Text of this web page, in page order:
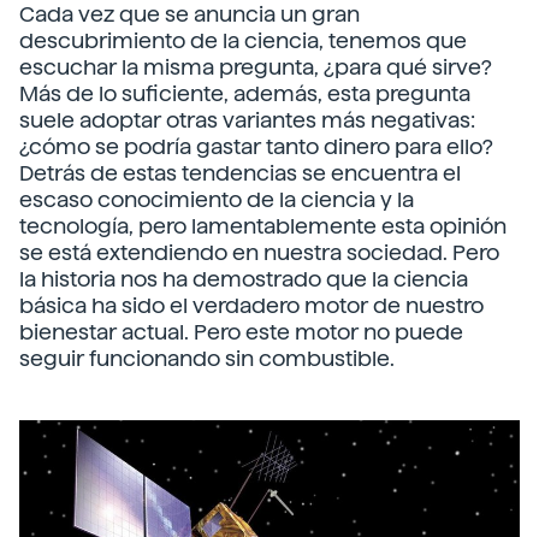
Cada vez que se anuncia un gran
descubrimiento de la ciencia, tenemos que
escuchar la misma pregunta, ¿para qué sirve?
Más de lo suficiente, además, esta pregunta
suele adoptar otras variantes más negativas:
¿cómo se podría gastar tanto dinero para ello?
Detrás de estas tendencias se encuentra el
escaso conocimiento de la ciencia y la
tecnología, pero lamentablemente esta opinión
se está extendiendo en nuestra sociedad. Pero
la historia nos ha demostrado que la ciencia
básica ha sido el verdadero motor de nuestro
bienestar actual. Pero este motor no puede
seguir funcionando sin combustible.